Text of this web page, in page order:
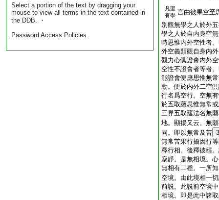
Select a portion of the text by dragging your
mouse to view all terms in the text contained in
the DDB. ・
Password Access Policies
凡聖
有學 言由彼果空至
別觀無學之人於外
學之人於自内身空
時思惟内外空性者
外空義類觀自身内
觀力心倶證會内外
空性不證會者等者
能證會便應思惟無
動。便於内外二空
行名爲空行。空無
於五取蘊思惟無常
三界五取蘊法名無
地。顯揚又云。無
同。即以無常及苦 3
無常苦果行攝因行
釋行相。後釋彼經
寂靜。是無相境。
無相有二種。一所
空境。由此境相一
前説。此説前空境
相境。即是此中諸